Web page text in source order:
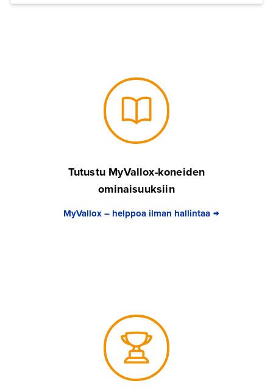
Tutustu MyVallox-koneiden
ominaisuuksiin
MyVallox – helppoa ilman hallintaa